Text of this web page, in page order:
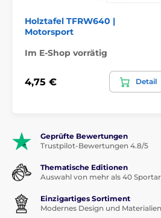
Holztafel TFRW640 |
Motorsport
Im E-Shop vorrätig
4,75 € Detail
Geprüfte Bewertungen
Trustpilot-Bewertungen 4.8/5
Thematische Editionen
Auswahl von mehr als 40
Einzigartiges Sortiment
Modernes Design und